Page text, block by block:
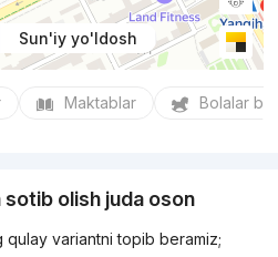
Sun'iy yo'ldosh
Maktablar Bolalar
olish juda oson
qulay variantni topib beramiz;